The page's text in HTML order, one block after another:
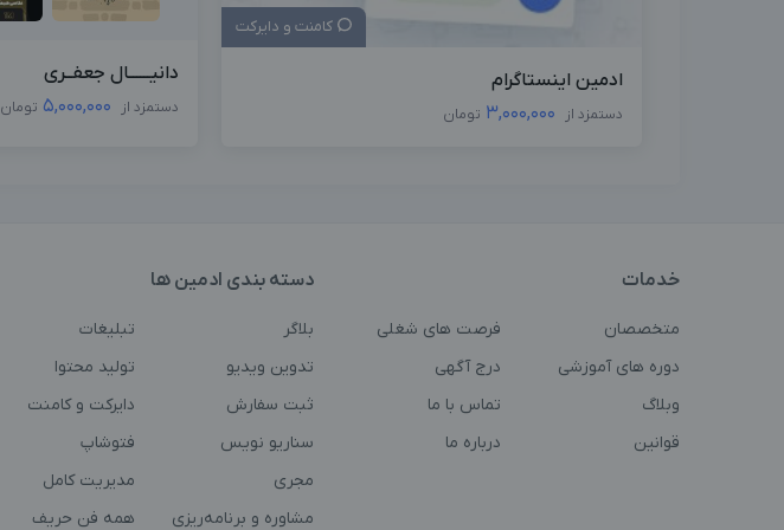
کامنت و دایرکت
ادمین اینستاگرام
دستمزد از 3,000,000 تومان
دانیــــــال جعفــری
دستمزد از 5,000,000 تومان
خدمات
متخصصان
فرصت های شغلی
دوره های آموزشی
درج آگهی
وبلاگ
تماس با ما
قوانین
درباره ما
دسته بندی ادمین ها
بلاگر
تبلیغات
تدوین ویدیو
تولید محتوا
ثبت سفارش
دایرکت و کامنت
سناریو نویس
فتوشاپ
مجری
مدیریت کامل
مشاوره و برنامه‌ریزی
همه فن حریف